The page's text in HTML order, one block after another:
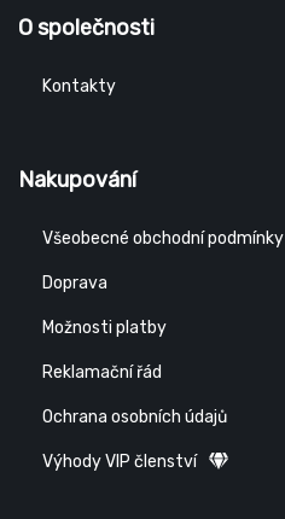
O společnosti
Kontakty
Nakupování
Všeobecné obchodní podmínky
Doprava
Možnosti platby
Reklamační řád
Ochrana osobních údajů
Výhody VIP členství